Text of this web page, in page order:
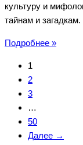
культуру и
тайнам и загадкам.
Подробнее »
1
2
3
…
50
Далее →